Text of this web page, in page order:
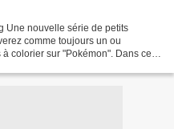
Une nouvelle série de petits
comme toujours un ou
colorier sur "Pokémon". Dans ces